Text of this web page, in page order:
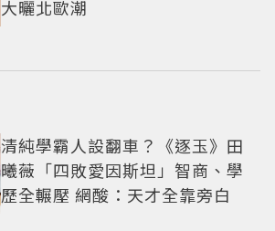
大曬北歐潮
清純學霸人設翻車？《逐玉》田
曦薇「四敗愛因斯坦」智商、學
歷全輾壓 網酸：天才全靠旁白